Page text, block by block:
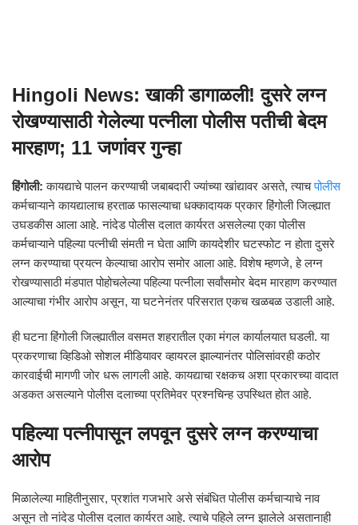
Hingoli News: खाकी डागाळली! दुसरे लग्न
रोखण्यासाठी गेलेल्या पत्नीला पोलीस पतीची बेदम
मारहाण; 11 जणांवर गुन्हा
हिंगोली: कायद्याचे पालन करण्याची जबाबदारी ज्यांच्या खांद्यावर असते, त्याचपोलीस
कर्मचाऱ्याने कायद्यालाच हरताळ फासल्याचा धक्कादायक प्रकार हिंगोली जिल्ह्यात
उघडकीस आला आहे. नांदेड पोलीस दलात कार्यरत असलेल्या एका पोलीस
कर्मचाऱ्याने पहिल्या पत्नीची संमती न घेता आणि कायदेशीर घटस्फोट न होता दुसरे
लग्न करण्याचा प्रयत्न केल्याचा आरोप समोर आला आहे. विशेष म्हणजे, हे लग्न
रोखण्यासाठी मंडपात पोहोचलेल्या पहिल्या पत्नीला सर्वांसमोर बेदम मारहाण करण्यात
आल्याचा गंभीर आरोप असून, या घटनेनंतर परिसरात एकच खळबळ उडाली आहे.
ही घटना हिंगोली जिल्ह्यातील वसमत शहरातील एका मंगल कार्यालयात घडली. या
प्रकरणाचा व्हिडिओ सोशल मीडियावर व्हायरल झाल्यानंतर पोलिसांवरही कठोर
कारवाईची मागणी जोर धरू लागली आहे. कायद्याचा रक्षकच अशा प्रकारच्या वादात
अडकत असल्याने पोलीस दलाच्या प्रतिमेवर प्रश्नचिन्ह उपस्थित होत आहे.
पहिल्या पत्नीपासून लपवून दुसरे लग्न करण्याचा
आरोप
मिळालेल्या माहितीनुसार, प्रशांत गजभारे असे संबंधित पोलीस कर्मचाऱ्याचे नाव
असून तो नांदेड पोलीस दलात कार्यरत आहे. त्याचे पहिले लग्न झालेले असतानाही